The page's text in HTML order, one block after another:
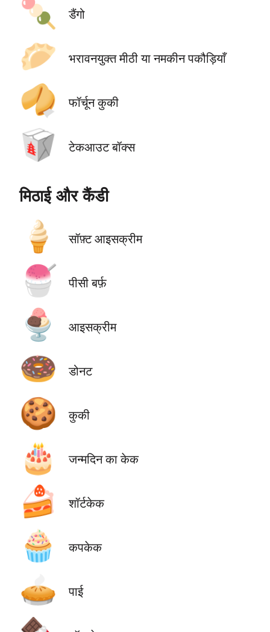
🍡 डैंगो
🥟 भरावनयुक्त मीठी या नमकीन पकौड़ियाँ
🥠 फॉर्चून कुकी
🥡 टेकआउट बॉक्स
मिठाई और कैंडी
🍦 सॉफ़्ट आइसक्रीम
🍧 पीसी बर्फ़
🍨 आइसक्रीम
🍩 डोनट
🍪 कुकी
🎂 जन्मदिन का केक
🍰 शॉर्टकेक
🧁 कपकेक
🥧 पाई